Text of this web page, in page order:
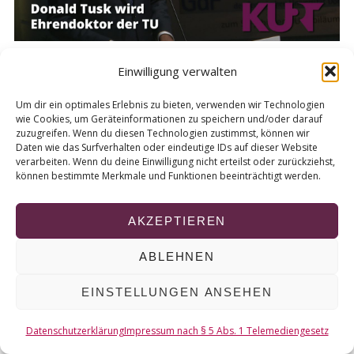
Einwilligung verwalten
Um dir ein optimales Erlebnis zu bieten, verwenden wir Technologien
wie Cookies, um Geräteinformationen zu speichern und/oder darauf
zuzugreifen. Wenn du diesen Technologien zustimmst, können wir
Daten wie das Surfverhalten oder eindeutige IDs auf dieser Website
verarbeiten. Wenn du deine Einwilligung nicht erteilst oder zurückziehst,
können bestimmte Merkmale und Funktionen beeinträchtigt werden.
AKZEPTIEREN
ABLEHNEN
EINSTELLUNGEN ANSEHEN
DatenschutzerklärungImpressum nach § 5 Abs. 1 Telemediengesetz
© 2026 KURT
NACH OBEN
r
c
h